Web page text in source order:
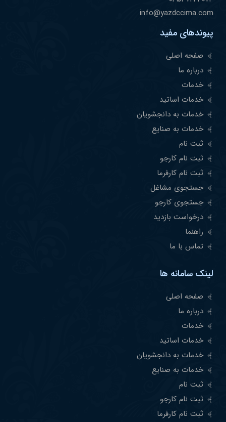
info@yazdccima.com
پیوندهای مفید
صفحه اصلی
درباره ما
خدمات
خدمات اساتید
خدمات به دانجشویان
خدمات به صنایع
ثبت نام
ثبت نام کارجو
ثبت نام کارفرما
جستجوی مشاغل
جستجوی کارجو
درخواست بازدید
راهنما
تماس با ما
لینک سامانه ها
صفحه اصلی
درباره ما
خدمات
خدمات اساتید
خدمات به دانجشویان
خدمات به صنایع
ثبت نام
ثبت نام کارجو
ثبت نام کارفرما